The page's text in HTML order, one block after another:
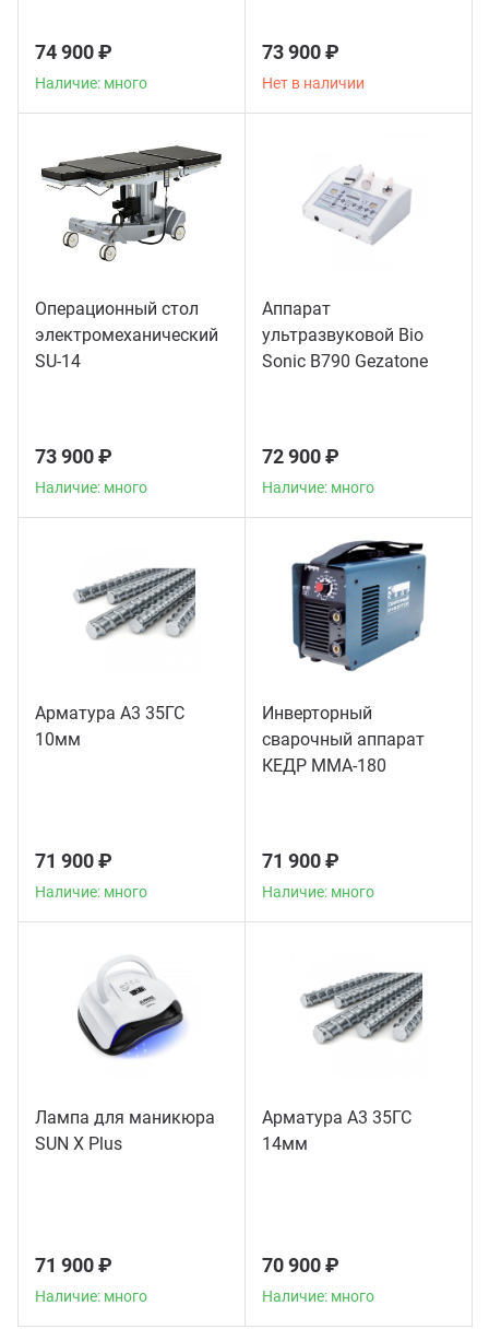
74 900 ₽
Наличие: много
73 900 ₽
Нет в наличии
Операционный стол
электромеханический
SU-14
73 900 ₽
Наличие: много
Аппарат
ультразвуковой Bio
Sonic B790 Gezatone
72 900 ₽
Наличие: много
Арматура А3 35ГС
10мм
71 900 ₽
Наличие: много
Инверторный
сварочный аппарат
КЕДР MMA-180
71 900 ₽
Наличие: много
Лампа для маникюра
SUN X Plus
71 900 ₽
Наличие: много
Арматура А3 35ГС
14мм
70 900 ₽
Наличие: много